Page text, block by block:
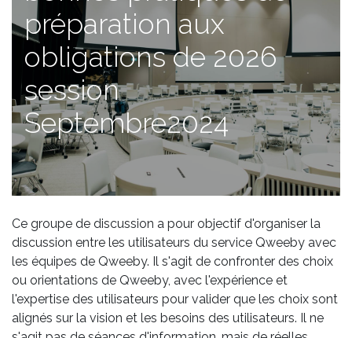
préparation aux
obligations de 2026
session
Septembre2024
Ce groupe de discussion a pour objectif d'organiser la
discussion entre les utilisateurs du service Qweeby avec
les équipes de Qweeby. Il s'agit de confronter des choix
ou orientations de Qweeby, avec l'expérience et
l'expertise des utilisateurs pour valider que les choix sont
alignés sur la vision et les besoins des utilisateurs. Il ne